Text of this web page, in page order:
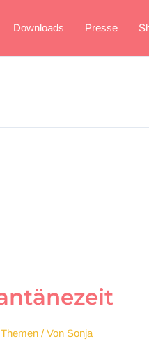
Downloads Presse
/ Von Sonja